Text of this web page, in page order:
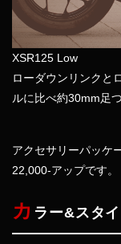
XSR125 Low
ローダウンリンクと
ルに比べ約30mm足
アクセサリーパッケ
22,000-アップです。
カ ラー&スタ